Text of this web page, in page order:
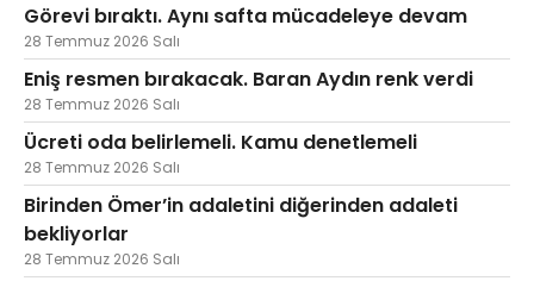
Görevi bıraktı. Aynı safta mücadeleye devam
28 Temmuz 2026 Salı
Eniş resmen bırakacak. Baran Aydın renk verdi
28 Temmuz 2026 Salı
Ücreti oda belirlemeli. Kamu denetlemeli
28 Temmuz 2026 Salı
Birinden Ömer’in adaletini diğerinden adaleti
bekliyorlar
28 Temmuz 2026 Salı